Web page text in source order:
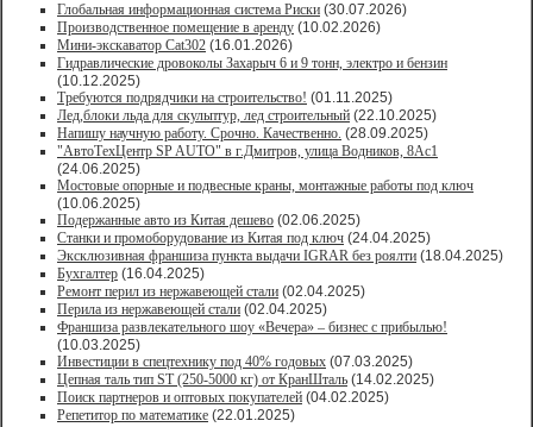
Глобальная информационная система Риски (30.07.2026)
Производственное помещение в аренду (10.02.2026)
Мини-экскаватор Cat302 (16.01.2026)
Гидравлические дровоколы Захарыч 6 и 9 тонн, электро и бензин
(10.12.2025)
Требуются подрядчики на строительство! (01.11.2025)
Лед,блоки льда для скульптур, лед строительный (22.10.2025)
Напишу научную работу. Срочно. Качественно. (28.09.2025)
"АвтоТехЦентр SP AUTO" в г.Дмитров, улица Водников, 8Ас1
(24.06.2025)
Мостовые опорные и подвесные краны, монтажные работы под ключ
(10.06.2025)
Подержанные авто из Китая дешево (02.06.2025)
Станки и промоборудование из Китая под ключ (24.04.2025)
Эксклюзивная франшиза пункта выдачи IGRAR без роялти (18.04.2025)
Бухгалтер (16.04.2025)
Ремонт перил из нержавеющей стали (02.04.2025)
Перила из нержавеющей стали (02.04.2025)
Франшиза развлекательного шоу «Вечера» – бизнес с прибылью!
(10.03.2025)
Инвестиции в спецтехнику под 40% годовых (07.03.2025)
Цепная таль тип ST (250-5000 кг) от КранШталь (14.02.2025)
Поиск партнеров и оптовых покупателей (04.02.2025)
Репетитор по математике (22.01.2025)